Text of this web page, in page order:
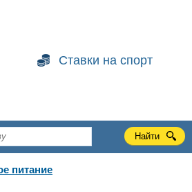
Ставки на спорт
питание